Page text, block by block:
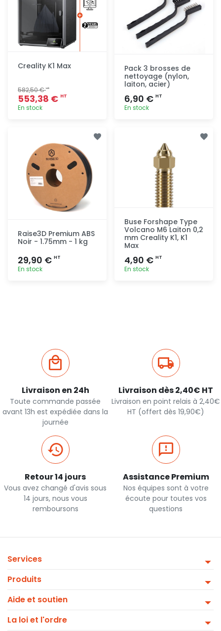
Creality K1 Max
582,50 €HT
553,38 € HT
En stock
Pack 3 brosses de
nettoyage (nylon,
laiton, acier)
6,90 € HT
En stock
Raise3D Premium ABS
Noir - 1.75mm - 1 kg
29,90 € HT
En stock
Buse Forshape Type
Volcano M6 Laiton 0,2
mm Creality K1, K1
Max
4,90 € HT
En stock
Livraison en 24h
Toute commande passée
avant 13h est expédiée dans la
journée
Livraison dès 2,40€ HT
Livraison en point relais à 2,40€
HT (offert dès 19,90€)
Retour 14 jours
Vous avez changé d'avis sous
14 jours, nous vous
remboursons
Assistance Premium
Nos équipes sont à votre
écoute pour toutes vos
questions
Services
Produits
Aide et soutien
La loi et l'ordre